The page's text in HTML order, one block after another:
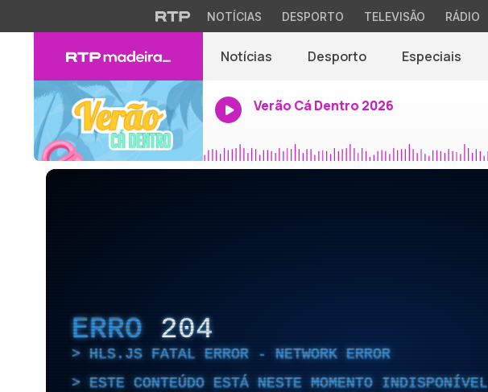
NOTÍCIAS DESPORTO TELEVISÃO RÁDIO
Notícias Desporto Especiais
Verão Cá Dentro 2026
ERRO 204
HLS.JS FATAL ERROR - NETWORK ERROR
ESTE CONTEÚDO ESTÁ NESTE MOMENTO INDISPONÍVEL